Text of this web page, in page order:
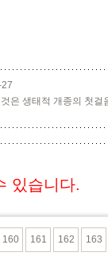
은 생태적 개종의 첫걸
있습니다.
160 161 162 163